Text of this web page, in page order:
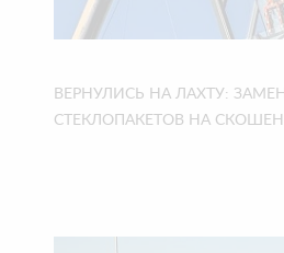
ВЕРНУЛИСЬ НА ЛАХТУ:
СТЕКЛОПАКЕТОВ НА